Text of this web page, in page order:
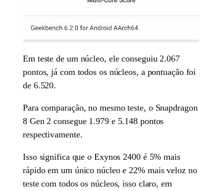
Em teste de um núcleo, ele conseguiu 2.067
pontos, já com todos os núcleos, a pontuação foi
de 6.520.
Para comparação, no mesmo teste, o Snapdragon
8 Gen 2 consegue 1.979 e 5.148 pontos
respectivamente.
Isso significa que o Exynos 2400 é 5% mais
rápido em um único núcleo e 22% mais veloz no
teste com todos os núcleos, isso claro, em